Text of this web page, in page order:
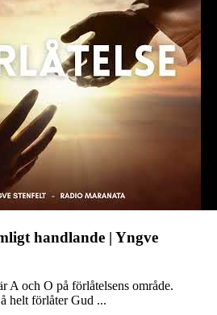
handlande | Yngve
A och O på förlåtelsens område.
helt förlåter Gud ...